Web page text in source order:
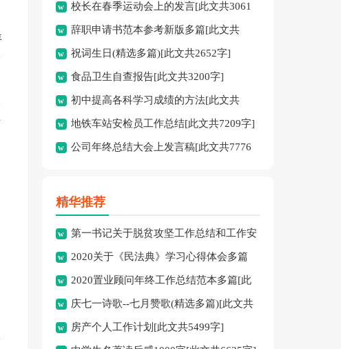
12798字]
校长在春季运动会上的发言[此文共3061
字] 辞职申请书范本参考新版多篇[此文共
2986字]
祝词生日(精选多篇)[此文共2652字]
食品卫生自查报告[此文共3200字]
初中提高各科学习成绩的方法[此文共
2526字]
地铁车站安检员工作总结[此文共7209字]
公司年终总结大会上发言稿[此文共7776
精华推荐
第一书记关于脱贫攻坚工作总结和工作安
排[此文共3305字]
2020关于《民法典》学习心得体会多篇
[此文共4798字]
2020置业顾问年终工作总结范本多篇[此
文共5453字]
庆七一诗歌--七月赞歌(精选多篇)[此文共
3338字]房产个人工作计划[此文共5499字]